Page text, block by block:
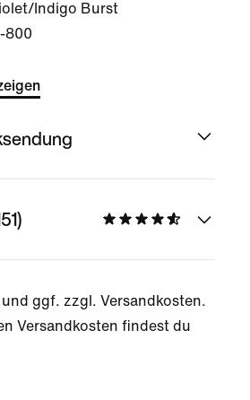
Indigo Burst
800
ggf. zzgl. Versandkosten.
Versandkosten findest du